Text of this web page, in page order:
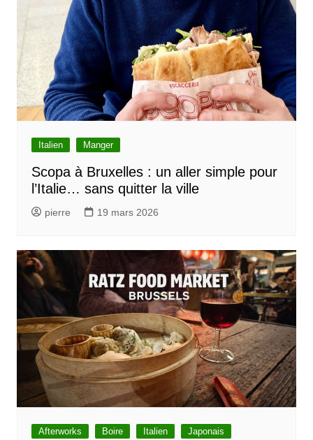
Italien Manger
Scopa à Bruxelles : un aller simple pour
l’Italie… sans quitter la ville
pierre 19 mars 2026
Afterworks Boire Italien Japonais